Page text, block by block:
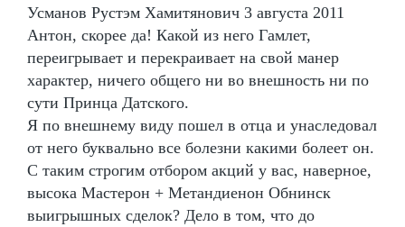
Усманов Рустэм Хамитянович 3 августа 2011
Антон, скорее да! Какой из него Гамлет,
переигрывает и перекраивает на свой манер
характер, ничего общего ни во внешность ни по
сути Принца Датского.
Я по внешнему виду пошел в отца и унаследовал
от него буквально все болезни какими болеет он.
С таким строгим отбором акций у вас, наверное,
высока Мастерон + Метандиенон Обнинск
выигрышных сделок? Дело в том, что до